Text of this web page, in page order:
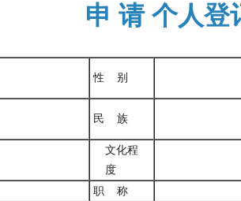
申 请 个人登
性 别
民 族
文化程
度
职 称